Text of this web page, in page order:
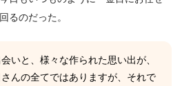
るのだった。
いと、様々な作られた思い出が、
んの全てではありますが、それで